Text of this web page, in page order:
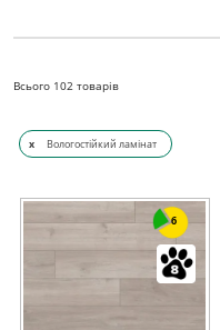
Всього 102 товарів
x Вологостійкий ламінат
6